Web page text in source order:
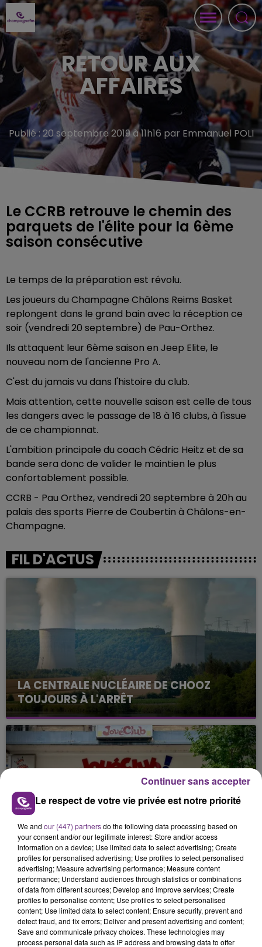
RETOUR AUX
AFFAIRES
Publié : 20 septembre 2019 à 11h16 par Emmanuel POLI
Le CCRB retrouve le chemin des
parquets de l'élite pour la 6ème
saison consécutive
Le temps de la préparation est révolu.
Les joueurs du Champagne Châlons Reims Basket
replongent dans le grand bain avec la réception ce
soir (vendredi 20 septembre) de Pau-Orthez.
Ils attaquent leur 6ème saison en Jeep Elite, le
nouveau nom de l'ancienne Pro A.
C'est du jamais vu dans l'histoire du club.
Mais attention, cette nouvelle saison est celle de tous
les dangers avec le passage de 18 à 16 clubs, à l'issue
de ce championnat.
L'ambition principale du coach Cédric Heitz et de sa
bande sera donc de valider le maintien le plus
confortablement possible.
CCRB - Pau Orthez, vendredi 20 septembre à 20h au
palais des sports Pierre de Coubertin à Châlons-en-
Champagne.
FIL D'ACTUS
LA CENTRALE NUCLÉAIRE DE CHOOZ
TOUJOURS À L'ARRÊT
Cela fait déjà une semaine que la centrale
nucléaire ardennaise est à l'arrêt. Une situation
justifiée par la sécheresse intense qui est toujours
présente.
LE MAGASIN JOUÉCLUB DE REIMS FERME
SES PORTES
C'était l'une des institutions du centre-ville
rémois. Le magasin JouéClub est contraint de
fermer ses portes.
TITRES DIFFUSÉS
18h03
18h03 18h00
18h00
Le respect de votre vie privée est notre priorité
We and our (447) partnersdo the following data processing based on
your consent and/or our legitimate interest: Store and/or access
information on a device; Use limited data to select advertising; Create
profiles for personalised advertising; Use profiles to select personalised
advertising; Measure advertising performance; Measure content
performance; Understand audiences through statistics or combinations
of data from different sources; Develop and improve services; Create
profiles to personalise content; Use profiles to select personalised
content; Use limited data to select content; Ensure security, prevent and
detect fraud, and fix errors; Deliver and present advertising and content;
Save and communicate privacy choices. These technologies may
process personal data such as IP address and browsing data to offer
Continuer sans accepter